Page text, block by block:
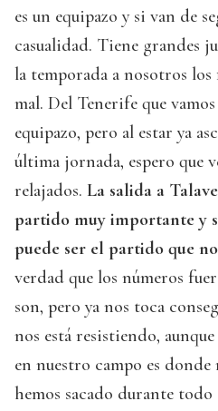
es un equipazo y si van de
casualidad. Tiene grandes
la temporada a nosotros los
mal. Del Tenerife que
equipazo, pero al estar ya
última jornada, espero que
relajados. La salida a
partido muy importante y
puede ser el partido que
verdad que los números
son, pero ya nos toca
nos está resistiendo,
en nuestro campo es donde
hemos sacado durante